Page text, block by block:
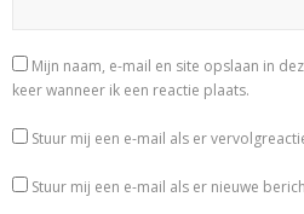
Mijn naam, e-mail en site opslaan in
keer wanneer ik een reactie plaats.
Stuur mij een e-mail als er
Stuur mij een e-mail als er nieuwe